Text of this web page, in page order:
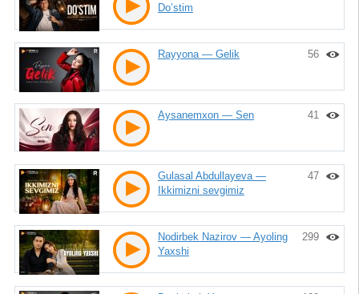
Do’stim
56
Rayyona — Gelik
41
Aysanemxon — Sen
47
Gulasal Abdullayeva —
Ikkimizni sevgimiz
299
Nodirbek Nazirov — Ayoling
Yaxshi